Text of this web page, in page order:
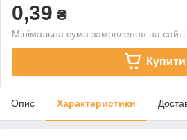
0,39 ₴
Мінімальна сума замовлення на
Купити
Опис Характеристики